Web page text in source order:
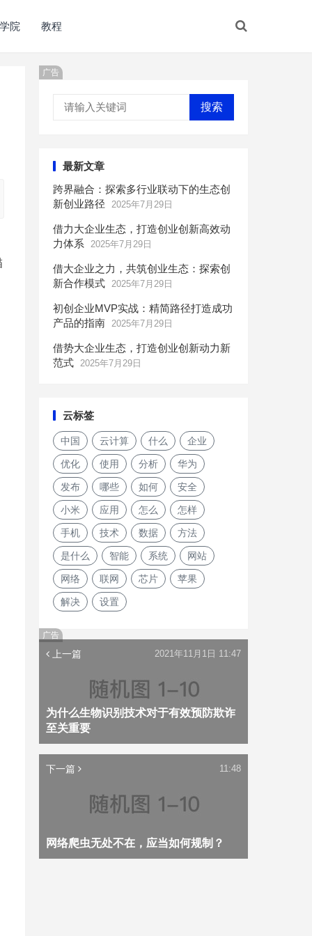
院 教程
广告
搜索
最新文章
跨界融合：探索多行业联动下的生态创
新创业路径
2025年7月29日
借力大企业生态，打造创业创新高效动
力体系
2025年7月29日
借大企业之力，共筑创业生态：探索创
新合作模式 2025年7月29日
初创企业MVP实战：精简路径打造成功
产品的指南 2025年7月29日
借势大企业生态，打造创业创新动力新
范式 2025年7月29日
云标签
中国 云计算 什么 企业
优化 使用 分析 华为
发布 哪些 如何 安全
小米 应用 怎么 怎样
手机 技术 数据 方法
是什么 智能 系统 网站
网络 联网 芯片 苹果
解决 设置
广告
上一篇
为什么生物识别技术对于有效预防欺诈
至关重要
2021年11月1日 11:47
下一篇
网络爬虫无处不在，应当如何规制？
11:48